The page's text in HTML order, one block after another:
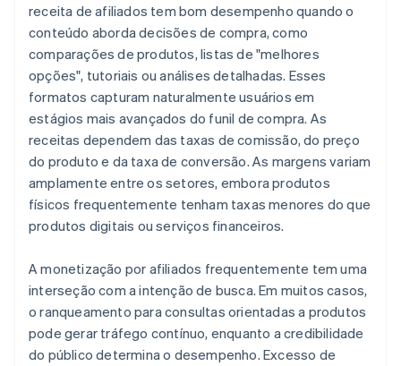
receita de afiliados tem bom desempenho quando o
conteúdo aborda decisões de compra, como
comparações de produtos, listas de "melhores
opções", tutoriais ou análises detalhadas. Esses
formatos capturam naturalmente usuários em
estágios mais avançados do funil de compra. As
receitas dependem das taxas de comissão, do preço
do produto e da taxa de conversão. As margens variam
amplamente entre os setores, embora produtos
físicos frequentemente tenham taxas menores do que
produtos digitais ou serviços financeiros.
A monetização por afiliados frequentemente tem uma
interseção com a intenção de busca. Em muitos casos,
o ranqueamento para consultas orientadas a produtos
pode gerar tráfego contínuo, enquanto a credibilidade
do público determina o desempenho. Excesso de